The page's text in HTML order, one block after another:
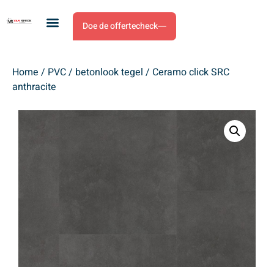
Doe de offertecheck
Home / PVC/ betonlook tegel / Ceramo click SRC
anthracite